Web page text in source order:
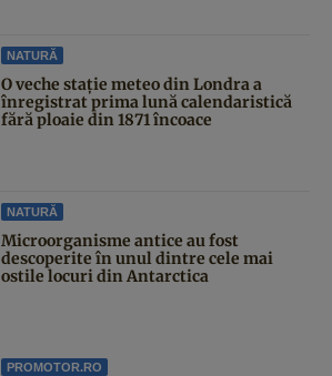
NATURĂ
O veche stație meteo din Londra a
înregistrat prima lună calendaristică
fără ploaie din 1871 încoace
NATURĂ
Microorganisme antice au fost
descoperite în unul dintre cele mai
ostile locuri din Antarctica
PROMOTOR.RO